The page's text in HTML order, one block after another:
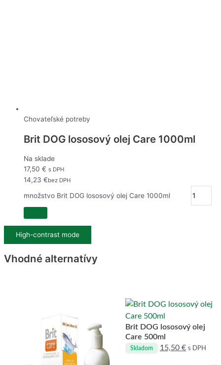
Chovateľské potreby
Brit DOG lososový olej Care 1000ml
Na sklade
17,50 € s DPH
14,23 €bez DPH
množstvo Brit DOG lososový olej Care 1000ml
High-contrast mode
Vhodné alternatívy
Brit DOG lososový olej
Care 500ml
Skladom 15,50 € s DPH